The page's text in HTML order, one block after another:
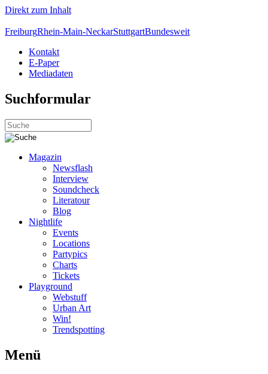
Direkt zum Inhalt
FreiburgRhein-Main-NeckarStuttgartBundesweit
Kontakt
E-Paper
Mediadaten
Suchformular
Magazin
Newsflash
Interview
Soundcheck
Literatour
Blog
Nightlife
Events
Locations
Partypics
Charts
Tickets
Playground
Webstuff
Urban Art
Win!
Trendspotting
Menü